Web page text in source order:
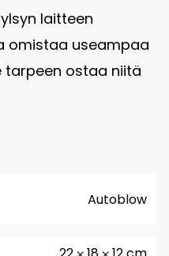
laitteen
omistaa useampaa
tarpeen ostaa niitä
Autoblow